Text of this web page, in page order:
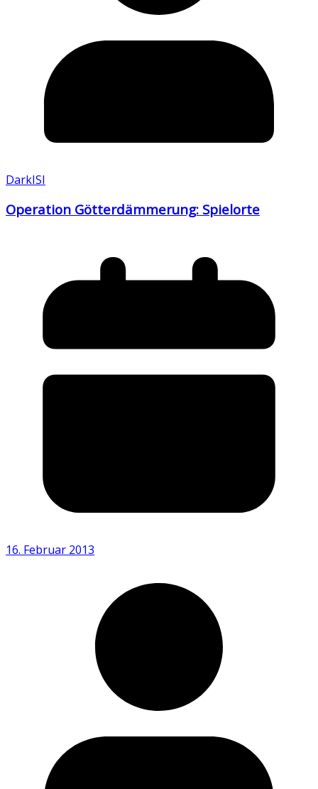
DarkISI
Operation Götterdämmerung: Spielorte
16. Februar 2013